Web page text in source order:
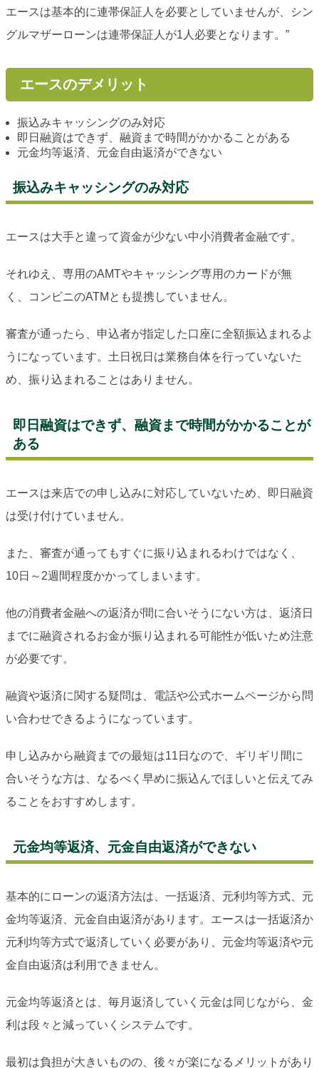
エースは基本的に連帯保証人を必要としていませんが、シン
グルマザーローンは連帯保証人が1人必要となります。”
エースのデメリット
振込みキャッシングのみ対応
即日融資はできず、融資まで時間がかかることがある
元金均等返済、元金自由返済ができない
振込みキャッシングのみ対応
エースは大手と違って資金が少ない中小消費者金融です。
それゆえ、専用のAMTやキャッシング専用のカードが無
く、コンビニのATMとも提携していません。
審査が通ったら、申込者が指定した口座に全額振込まれるよ
うになっています。土日祝日は業務自体を行っていないた
め、振り込まれることはありません。
即日融資はできず、融資まで時間がかかることが
ある
エースは来店での申し込みに対応していないため、即日融資
は受け付けていません。
また、審査が通ってもすぐに振り込まれるわけではなく、
10日～2週間程度かかってしまいます。
他の消費者金融への返済が間に合いそうにない方は、返済日
までに融資されるお金が振り込まれる可能性が低いため注意
が必要です。
融資や返済に関する疑問は、電話や公式ホームページから問
い合わせできるようになっています。
申し込みから融資までの最短は11日なので、ギリギリ間に
合いそうな方は、なるべく早めに振込んでほしいと伝えてみ
ることをおすすめします。
元金均等返済、元金自由返済ができない
基本的にローンの返済方法は、一括返済、元利均等方式、元
金均等返済、元金自由返済があります。エースは一括返済か
元利均等方式で返済していく必要があり、元金均等返済や元
金自由返済は利用できません。
元金均等返済とは、毎月返済していく元金は同じながら、金
利は段々と減っていくシステムです。
最初は負担が大きいものの、後々が楽になるメリットがあり